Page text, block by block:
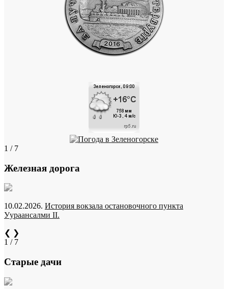
1 / 7
Железная дорога
10.02.2026. История вокзала остановочного пункта
Уураансалми II.
❮ ❯
1 / 7
Старые дачи